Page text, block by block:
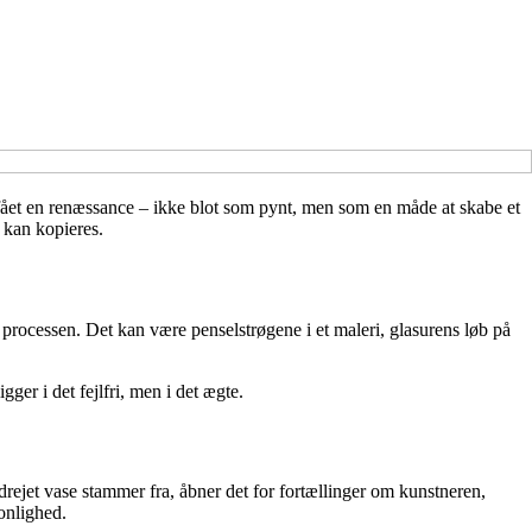
en renæssance – ikke blot som pynt, men som en måde at skabe et
kopieres.
Det kan være penselstrøgene i et maleri, glasurens løb på
i det fejlfri, men i det ægte.
vase stammer fra, åbner det for fortællinger om kunstneren,